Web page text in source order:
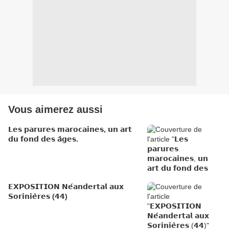
Vous aimerez aussi
𝗟𝗲𝘀 𝗽𝗮𝗿𝘂𝗿𝗲𝘀 𝗺𝗮𝗿𝗼𝗰𝗮𝗶𝗻𝗲𝘀, 𝘂𝗻 𝗮𝗿𝘁
𝗱𝘂 𝗳𝗼𝗻𝗱 𝗱𝗲𝘀 𝗮̂𝗴𝗲𝘀.
𝗘𝗫𝗣𝗢𝗦𝗜𝗧𝗜𝗢𝗡 𝗡𝗲́𝗮𝗻𝗱𝗲𝗿𝘁𝗮𝗹 𝗮𝘂𝘅
𝗦𝗼𝗿𝗶𝗻𝗶𝗲̀𝗿𝗲𝘀 (𝟰𝟰)